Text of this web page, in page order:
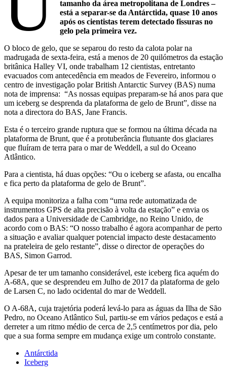
tamanho da área metropolitana de Londres –
está a separar-se da Antárctida, quase 10 anos
após os cientistas terem detectado fissuras no
gelo pela primeira vez.
O bloco de gelo, que se separou do resto da calota polar na
madrugada de sexta-feira, está a menos de 20 quilómetros da estação
britânica Halley VI, onde trabalham 12 cientistas, entretanto
evacuados com antecedência em meados de Fevereiro, informou o
centro de investigação polar British Antarctic Survey (BAS) numa
nota de imprensa: “As nossas equipas preparam-se há anos para que
um iceberg se desprenda da plataforma de gelo de Brunt”, disse na
nota a directora do BAS, Jane Francis.
Esta é o terceiro grande ruptura que se formou na última década na
plataforma de Brunt, que é a protuberância flutuante dos glaciares
que fluíram de terra para o mar de Weddell, a sul do Oceano
Atlântico.
Para a cientista, há duas opções: “Ou o iceberg se afasta, ou encalha
e fica perto da plataforma de gelo de Brunt”.
A equipa monitoriza a falha com “uma rede automatizada de
instrumentos GPS de alta precisão à volta da estação” e envia os
dados para a Universidade de Cambridge, no Reino Unido, de
acordo com o BAS: “O nosso trabalho é agora acompanhar de perto
a situação e avaliar qualquer potencial impacto deste destacamento
na prateleira de gelo restante”, disse o director de operações do
BAS, Simon Garrod.
Apesar de ter um tamanho considerável, este iceberg fica aquém do
A-68A, que se desprendeu em Julho de 2017 da plataforma de gelo
de Larsen C, no lado ocidental do mar de Weddell.
O A-68A, cuja trajetória poderá levá-lo para as águas da Ilha de São
Pedro, no Oceano Atlântico Sul, partiu-se em vários pedaços e está a
derreter a um ritmo médio de cerca de 2,5 centímetros por dia, pelo
que a sua forma sempre em mudança exige um controlo constante.
Antárctida
Iceberg